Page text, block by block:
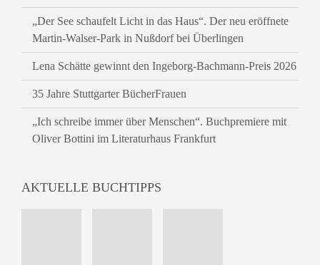
„Der See schaufelt Licht in das Haus“. Der neu eröffnete
Martin-Walser-Park in Nußdorf bei Überlingen
Lena Schätte gewinnt den Ingeborg-Bachmann-Preis 2026
35 Jahre Stuttgarter BücherFrauen
„Ich schreibe immer über Menschen“. Buchpremiere mit
Oliver Bottini im Literaturhaus Frankfurt
AKTUELLE BUCHTIPPS